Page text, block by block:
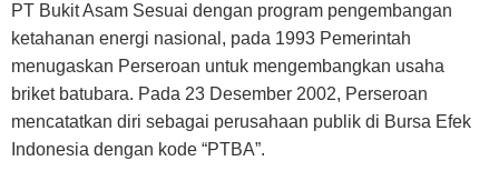
PT Bukit Asam Sesuai dengan program pengembangan
ketahanan energi nasional, pada 1993 Pemerintah
menugaskan Perseroan untuk mengembangkan usaha
briket batubara. Pada 23 Desember 2002, Perseroan
mencatatkan diri sebagai perusahaan publik di Bursa Efek
Indonesia dengan kode “PTBA”.